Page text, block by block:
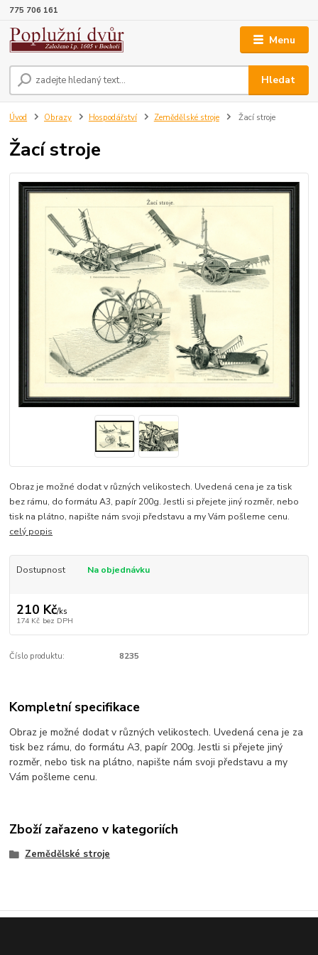
Menu
Hledat
775 706 161
Úvod Obrazy Hospodářství Zemědělské stroje Žací stroje
Žací stroje
Obraz je možné dodat v různých velikostech. Uvedená cena je za tisk
bez rámu, do formátu A3, papír 200g. Jestli si přejete jiný rozměr, nebo
tisk na plátno, napište nám svoji představu a my Vám pošleme cenu.
celý popis
Dostupnost Na objednávku
210 Kč/ks
174 Kč bez DPH
Číslo produktu: 8235
Kompletní specifikace
Obraz je možné dodat v různých velikostech. Uvedená cena je za
tisk bez rámu, do formátu A3, papír 200g. Jestli si přejete jiný
rozměr, nebo tisk na plátno, napište nám svoji představu a my
Vám pošleme cenu.
Zboží zařazeno v kategoriích
Zemědělské stroje